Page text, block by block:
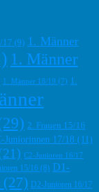
17 (9) 1. Männer
1. Männer
1. Männer 18/19 (7) 1.
2. Frauen 15/16
Juniorinnen 17/18 (11)
C2-Junioren 16/17
15/16 (8) D1-
(27)
D2-Junioren 16/17